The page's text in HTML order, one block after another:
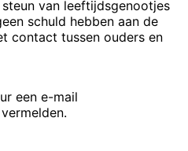
van leeftijdsgenootjes
schuld hebben aan de
contact tussen ouders en
een e-mail